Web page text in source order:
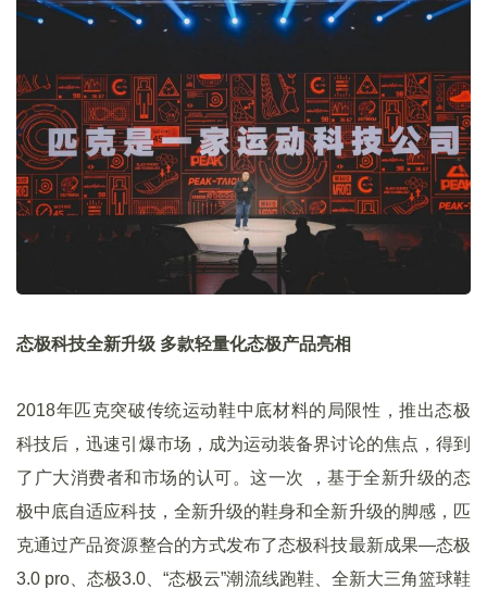
态极科技全新升级 多款轻量化态极产品亮相
2018年匹克突破传统运动鞋中底材料的局限性，推出态极
科技后，迅速引爆市场，成为运动装备界讨论的焦点，得到
了广大消费者和市场的认可。这一次 ，基于全新升级的态
极中底自适应科技，全新升级的鞋身和全新升级的脚感，匹
克通过产品资源整合的方式发布了态极科技最新成果—态极
3.0 pro、态极3.0、“态极云”潮流线跑鞋、全新大三角篮球鞋